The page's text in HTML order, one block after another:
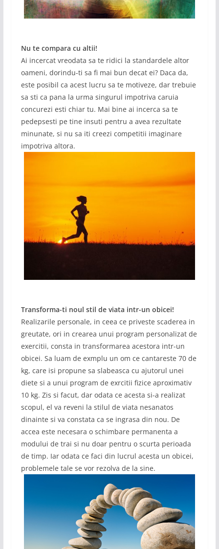
Nu te compara cu altii!
Ai incercat vreodata sa te ridici la standardele altor
oameni, dorindu-ti sa fi mai bun decat ei? Daca da,
este posibil ca acest lucru sa te motiveze, dar trebuie
sa sti ca pana la urma singurul impotriva caruia
concurezi esti chiar tu. Mai bine ai incerca sa te
pedepsesti pe tine insuti pentru a avea rezultate
minunate, si nu sa iti creezi competitii imaginare
impotriva altora.
Transforma-ti noul stil de viata intr-un obicei!
Realizarile personale, in ceea ce priveste scaderea in
greutate, ori in crearea unui program personalizat de
exercitii, consta in transformarea acestora intr-un
obicei. Sa luam de exmplu un om ce cantareste 70 de
kg, care isi propune sa slabeasca cu ajutorul unei
diete si a unui program de exrcitii fizice aproximativ
10 kg. Zis si facut, dar odata ce acesta si-a realizat
scopul, el va reveni la stilul de viata nesanatos
dinainte si va constata ca se ingrasa din nou. De
accea este necesara o schimbare permanenta a
modului de trai si nu doar pentru o scurta perioada
de timp. Iar odata ce faci din lucrul acesta un obicei,
problemele tale se vor rezolva de la sine.